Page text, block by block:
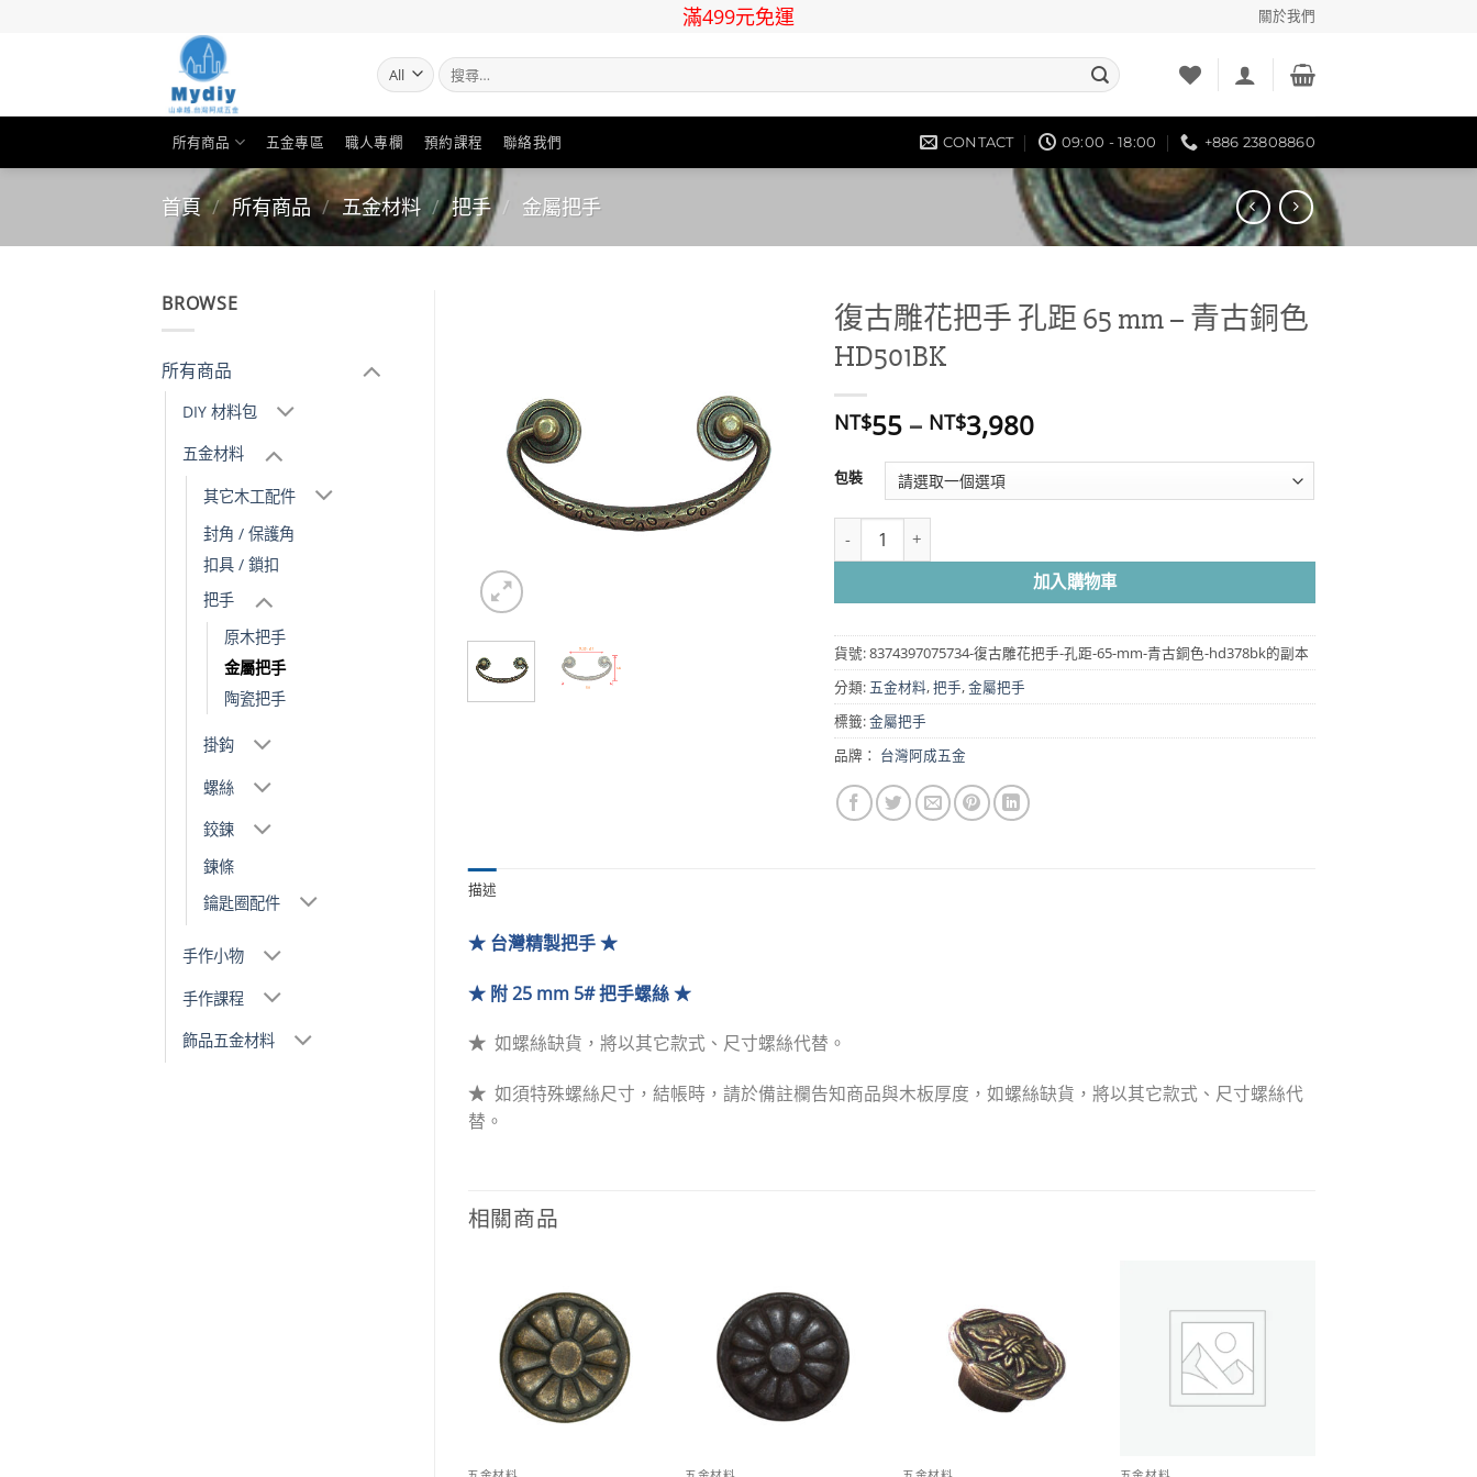
滿499元免運 關於我們
搜
尋
字:
所有商品 五金專區 職人專欄 預約課程 聯絡我們 CONTACT 09:00 - 18:00 +886 23808860
首頁 / 所有商品 / 五金材料 / 把手 / 金屬把手
BROWSE
所有商品
DIY 材料包
五金材料
其它木工配件
封角 / 保護角
扣具 / 鎖扣
把手
原木把手
金屬把手
陶瓷把手
掛鈎
螺絲
鉸鍊
鍊條
鑰匙圈配件
手作小物
手作課程
飾品五金材料
復古雕花把手 孔距 65 mm – 青古銅色
HD501BK
NT$55 – NT$3,980價
圍：
NT$3,980
包裝
復古雕花把手 孔距 65 mm - 青古銅色 HD501BK 數量
加入購物車
貨號:8374397075734-復古雕花把手-孔距-65-mm-青古銅色-hd378bk的副本
分類: 五金材料,把手,金屬把手
標籤:金屬把手
品牌： 台灣阿成五金
描述
★ 台灣精製把手 ★
★ 附 25 mm 5# 把手螺絲 ★
★ 如螺絲缺貨，將以其它款式、尺寸螺絲代替 。
★ 如須特殊螺絲尺寸，結帳時，請於備註欄告知商品與木板厚度，如螺絲缺貨，將以其它款式、尺寸螺絲代
替。
相關商品
Add to
wishlist
Add to
wishlist
wishlist